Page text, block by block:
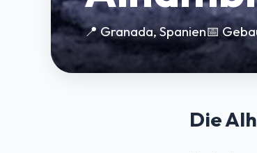
📍 Granada, Spanien📅
Die